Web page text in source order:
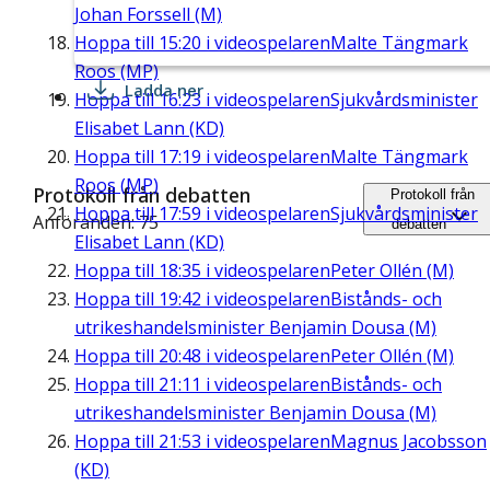
Johan Forssell (M)
Hoppa till 15:20 i videospelarenMalte Tängmark
Roos (MP)
Hoppa till16:23 i videospelarenSjukvårdsminister
Elisabet Lann (KD)
Hoppa till 17:19 i videospelarenMalte Tängmark
Roos (MP)
Hoppa till17:59 i videospelarenSjukvårdsminister
Elisabet Lann (KD)
Hoppa till 18:35 i videospelarenPeter Ollén (M)
Hoppa till 19:42 i videospelarenBistånds- och
utrikeshandelsminister Benjamin Dousa (M)
Hoppa till 20:48 i videospelarenPeter Ollén (M)
Hoppa till 21:11 i videospelarenBistånds- och
utrikeshandelsminister Benjamin Dousa (M)
Hoppa till 21:53 i videospelarenMagnus Jacobsson
(KD)
Ladda ner
Protokoll från debatten
Anföranden: 75
Protokoll från
debatten